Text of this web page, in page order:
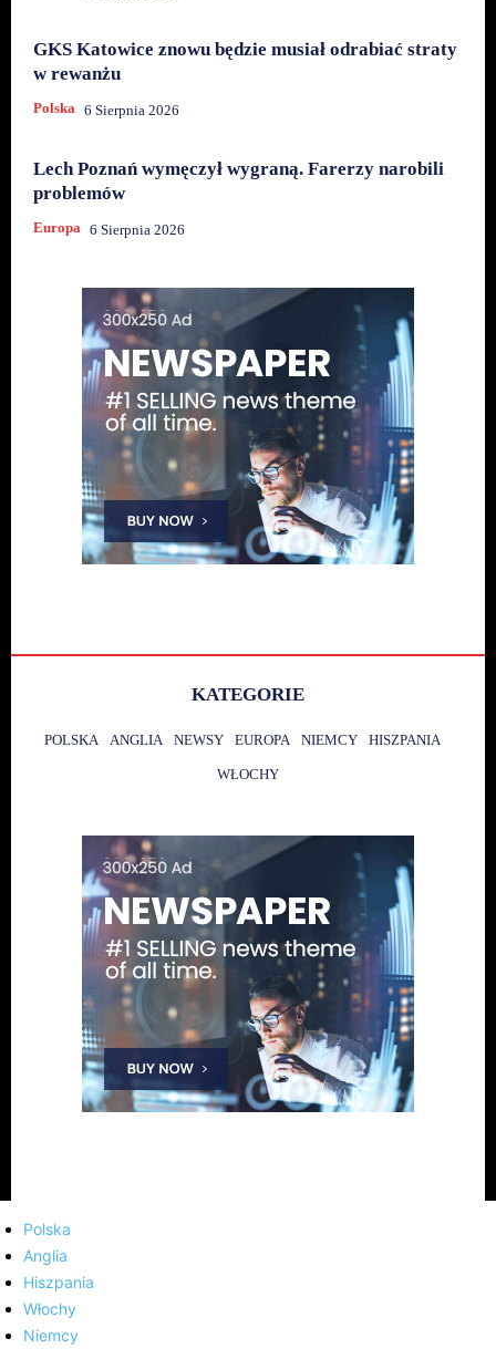
GKS Katowice znowu będzie musiał odrabiać straty
w rewanżu
Polska 6 Sierpnia 2026
Lech Poznań wymęczył wygraną. Farerzy narobili
problemów
Europa 6 Sierpnia 2026
KATEGORIE
POLSKA ANGLIA NEWSY EUROPA NIEMCY HISZPANIA
WŁOCHY
Polska
Anglia
Hiszpania
Włochy
Niemcy